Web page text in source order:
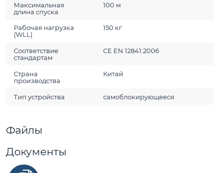
Максимальная
длина спуска
100 м
Рабочая нагрузка
(WLL)
150 кг
Соответствие
стандартам
CE EN 12841:2006
Страна
производства
Китай
Тип устройства самоблокирующееся
Файлы
Документы